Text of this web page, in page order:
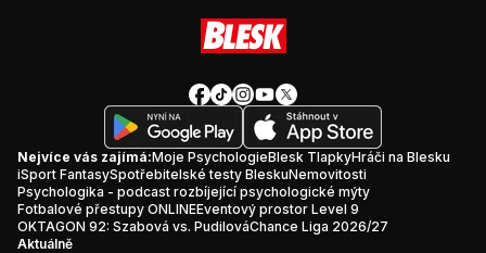
Nejvíce vás zajímá:Moje PsychologieBlesk TlapkyHráči na Blesku
iSport FantasySpotřebitelské testy BleskuNemovitosti
Psychologika - podcast rozbíjející psychologické mýty
Fotbalové přestupy ONLINEEventový prostor Level 9
OKTAGON 92: Szabová vs. PudilováChance Liga 2026/27
Aktuálně